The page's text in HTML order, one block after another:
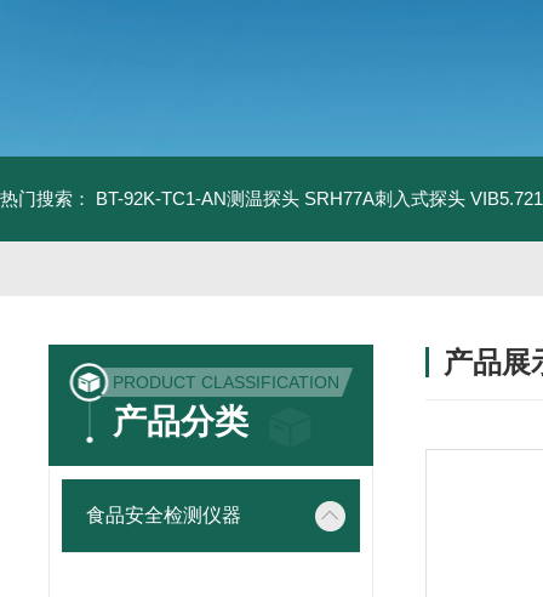
热门搜索： BT-92K-TC1-AN测温探头 SRH77A刺入式探头
PRODUCT CLASSIFICATION
产品分类
食品安全检测仪器
产品展